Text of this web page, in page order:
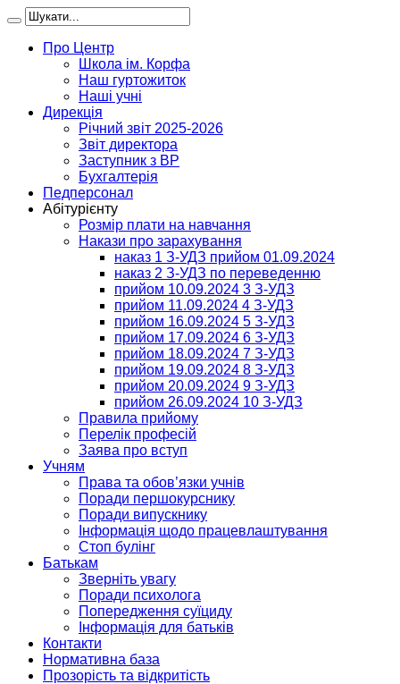
Про Центр
Школа ім. Корфа
Наш гуртожиток
Наші учні
Дирекція
Річний звіт 2025-2026
Звіт директора
Заступник з ВР
Бухгалтерія
Педперсонал
Абітурієнту
Розмір плати на навчання
Накази про зарахування
наказ 1 З-УДЗ прийом 01.09.2024
наказ 2 З-УДЗ по переведенню
прийом 10.09.2024 3 З-УДЗ
прийом 11.09.2024 4 З-УДЗ
прийом 16.09.2024 5 З-УДЗ
прийом 17.09.2024 6 З-УДЗ
прийом 18.09.2024 7 З-УДЗ
прийом 19.09.2024 8 З-УДЗ
прийом 20.09.2024 9 З-УДЗ
прийом 26.09.2024 10 З-УДЗ
Правила прийому
Перелік професій
Заява про вступ
Учням
Права та обов’язки учнів
Поради першокурснику
Поради випускнику
Інформація щодо працевлаштування
Стоп булінг
Батькам
Зверніть увагу
Поради психолога
Попередження суїциду
Інформація для батьків
Контакти
Нормативна база
Прозорість та відкритість